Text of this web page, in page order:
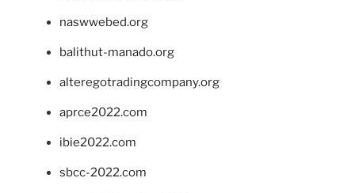
naswwebed.org
balithut-manado.org
alteregotradingcompany.org
aprce2022.com
ibie2022.com
sbcc-2022.com